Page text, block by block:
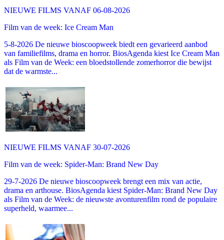
NIEUWE FILMS VANAF 06-08-2026
Film van de week: Ice Cream Man
5-8-2026 De nieuwe bioscoopweek biedt een gevarieerd aanbod
van familiefilms, drama en horror. BiosAgenda kiest Ice Cream Man
als Film van de Week: een bloedstollende zomerhorror die bewijst
dat de warmste...
NIEUWE FILMS VANAF 30-07-2026
Film van de week: Spider-Man: Brand New Day
29-7-2026 De nieuwe bioscoopweek brengt een mix van actie,
drama en arthouse. BiosAgenda kiest Spider-Man: Brand New Day
als Film van de Week: de nieuwste avonturenfilm rond de populaire
superheld, waarmee...